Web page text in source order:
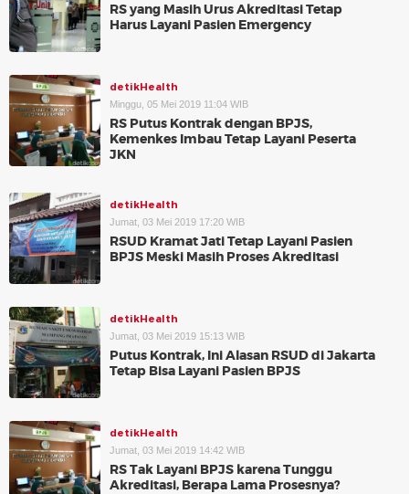
RS yang Masih Urus Akreditasi Tetap
Harus Layani Pasien Emergency
detikHealth
Minggu, 05 Mei 2019 11:04 WIB
RS Putus Kontrak dengan BPJS,
Kemenkes Imbau Tetap Layani Peserta
JKN
detikHealth
Jumat, 03 Mei 2019 17:20 WIB
RSUD Kramat Jati Tetap Layani Pasien
BPJS Meski Masih Proses Akreditasi
detikHealth
Jumat, 03 Mei 2019 15:13 WIB
Putus Kontrak, Ini Alasan RSUD di Jakarta
Tetap Bisa Layani Pasien BPJS
detikHealth
Jumat, 03 Mei 2019 14:42 WIB
RS Tak Layani BPJS karena Tunggu
Akreditasi, Berapa Lama Prosesnya?